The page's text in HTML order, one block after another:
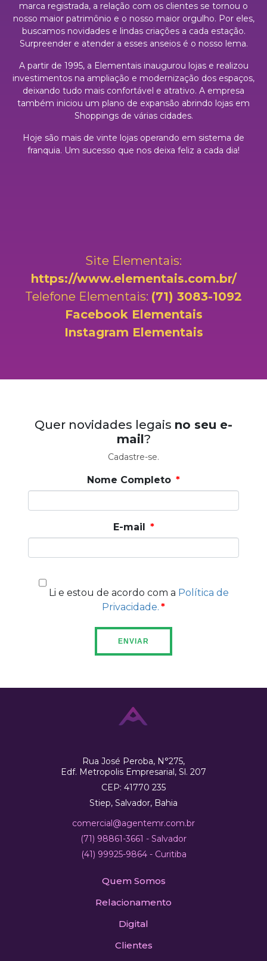
marca registrada, a relação com os clientes se tornou o
nosso maior patrimônio e o nosso maior orgulho. Por eles,
buscamos novidades e lindas criações a cada estação.
Surpreender e atender a esses anseios é o nosso lema.
A partir de 1995, a Elementais inaugurou lojas e realizou
investimentos na ampliação e modernização dos espaços,
deixando tudo mais confortável e atrativo. A empresa
também iniciou um plano de expansão abrindo lojas em
Shoppings de várias cidades.
Hoje são mais de vinte lojas operando em sistema de
franquia. Um sucesso que nos deixa feliz a cada dia!
Site Elementais:
https://www.elementais.com.br/
Telefone Elementais: (71) 3083-1092
Facebook Elementais
Instagram Elementais
Quer novidades legais no seu e-
mail?
Cadastre-se.
Nome Completo
E-mail
Li e estou de acordo com a Política de
Privacidade.
ENVIAR
Rua José Peroba, N°275,
Edf. Metropolis Empresarial, Sl. 207
CEP: 41770 235
Stiep, Salvador, Bahia
comercial@agentemr.com.br
(71) 98861-3661 - Salvador
(41) 99925-9864 - Curitiba
Quem Somos
Relacionamento
Digital
Clientes